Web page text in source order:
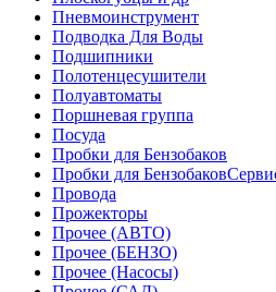
Пневмоинструмент
Подводка Для Воды
Подшипники
Полотенцесушители
Полуавтоматы
Поршневая группа
Посуда
Пробки для Бензобаков
Пробки для
Провода
Прожекторы
Прочее (АВТО)
Прочее (БЕНЗО)
Прочее (Насосы)